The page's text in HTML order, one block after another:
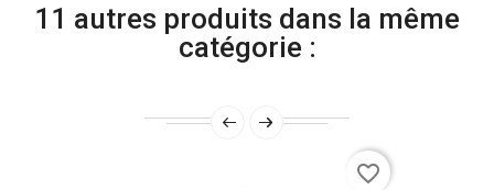
11 autres produits dans la même
catégorie :
favorite_border